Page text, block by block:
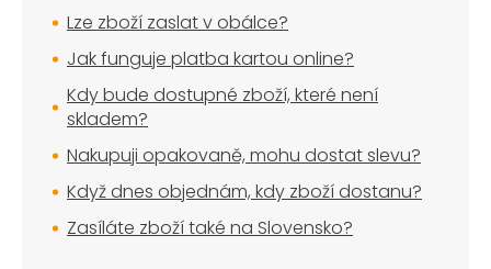
Lze zboží zaslat v obálce?
Jak funguje platba kartou online?
Kdy bude dostupné zboží, které není
skladem?
Nakupuji opakovaně, mohu dostat slevu?
Když dnes objednám, kdy zboží dostanu?
Zasíláte zboží také na Slovensko?